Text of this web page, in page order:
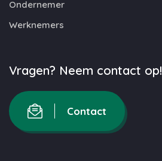
Ondernemer
Werknemers
Vragen? Neem contact op!
Contact